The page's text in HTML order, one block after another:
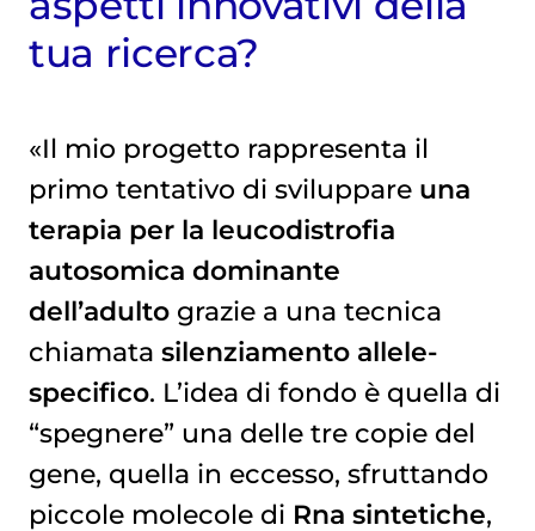
tua ricerca?
«Il mio progetto rappresenta il
primo tentativo di sviluppareuna
terapia per la leucodistrofia
autosomica dominante
dell’adulto grazie a una tecnica
chiamata silenziamento allele-
specifico. L’idea di fondo è quella di
“spegnere” una delle tre copie del
gene, quella in eccesso, sfruttando
piccole molecole di Rna sintetiche,